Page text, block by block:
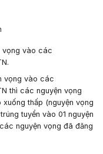
vọng vào các
vọng vào các
thì các nguyện vọng
thấp (nguyện vọng
tuyển vào 01 nguyện
nguyện vọng đã đăng